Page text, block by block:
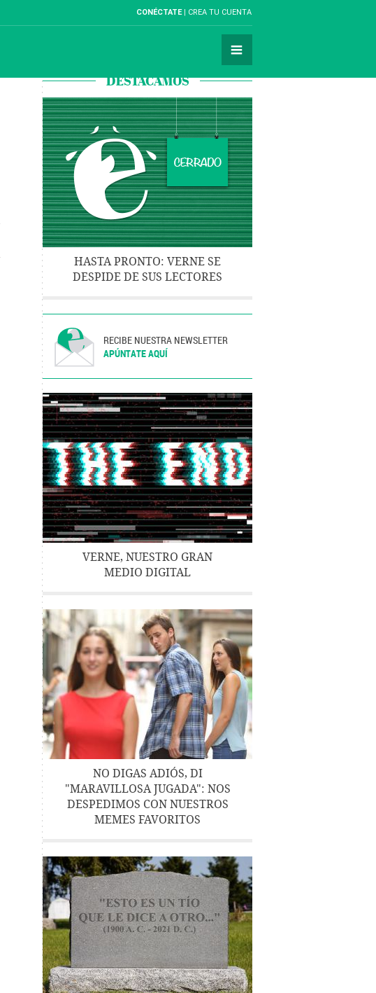
CONÉCTATE CREA TU CUENTA
DESTACAMOS
HASTA PRONTO: VERNE SE
DESPIDE DE SUS LECTORES
RECIBE NUESTRA NEWSLETTER
APÚNTATE AQUÍ
VERNE, NUESTRO GRAN
MEDIO DIGITAL
NO DIGAS ADIÓS, DI
"MARAVILLOSA JUGADA": NOS
DESPEDIMOS CON NUESTROS
MEMES FAVORITOS